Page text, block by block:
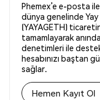
Phemex’e e-posta
dünya genelinde Yay
(YAYAGETH)
tamamlayarak
denetimleri ile
hesabınızı baştan
sağlar.
Hemen Kayıt Ol